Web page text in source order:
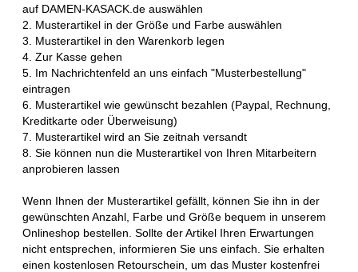
auf DAMEN-KASACK.de auswählen
2. Musterartikel in der Größe und Farbe auswählen
3. Musterartikel in den Warenkorb legen
4. Zur Kasse gehen
5. Im Nachrichtenfeld an uns einfach "Musterbestellung"
eintragen
6. Musterartikel wie gewünscht bezahlen (Paypal, Rechnung,
Kreditkarte oder Überweisung)
7. Musterartikel wird an Sie zeitnah versandt
8. Sie können nun die Musterartikel von Ihren Mitarbeitern
anprobieren lassen
Wenn Ihnen der Musterartikel gefällt, können Sie ihn in der
gewünschten Anzahl, Farbe und Größe bequem in unserem
Onlineshop bestellen. Sollte der Artikel Ihren Erwartungen
nicht entsprechen, informieren Sie uns einfach. Sie erhalten
einen kostenlosen Retourschein, um das Muster kostenfrei